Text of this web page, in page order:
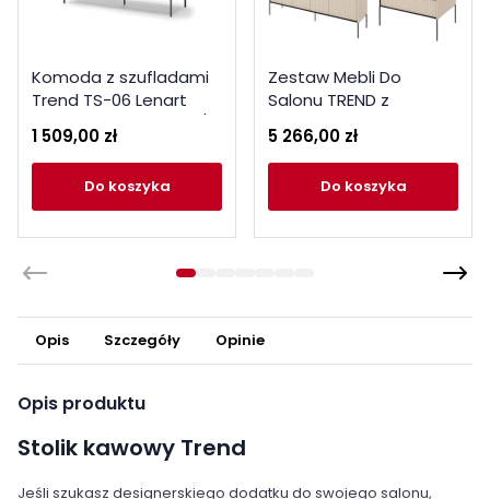
Komoda z szufladami
Trend TS-06 Lenart
czarny
1 509,00 zł
do koszyka
Zestaw Mebli Do
Salonu TREND z
Beż Piaskowy
5 266,00 zł
do koszyka
Opis Szczegóły Opinie
Opis produktu
Stolik kawowy Trend
Jeśli szukasz designerskiego dodatku do swojego salonu,